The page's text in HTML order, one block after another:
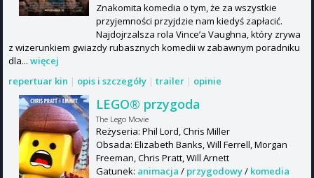
Znakomita komedia o tym, że za wszystkie
przyjemności przyjdzie nam kiedyś zapłacić.
Najdojrzalsza rola Vince’a Vaughna, który zrywa
z wizerunkiem gwiazdy rubasznych komedii w zabawnym poradniku
dla... więcej
repertuar kin | opis i szczegóły | trailer | opinie
LEGO® przygoda
The Lego Movie
Reżyseria: Phil Lord, Chris Miller
Obsada: Elizabeth Banks, Will Ferrell, Morgan
Freeman, Chris Pratt, Will Arnett
Gatunek: animacja / przygodowy/ komedia